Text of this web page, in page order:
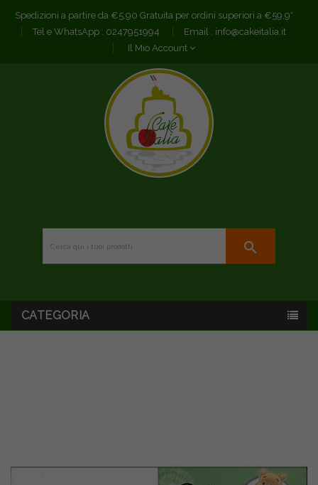
Spedizioni a partire da €5,90 Gratuita per ordini superiori a €59,9*
Tel e WhatsApp : 0247951994 Email : info@cakeitalia.it
Il Mio Account
search
CATEGORIA